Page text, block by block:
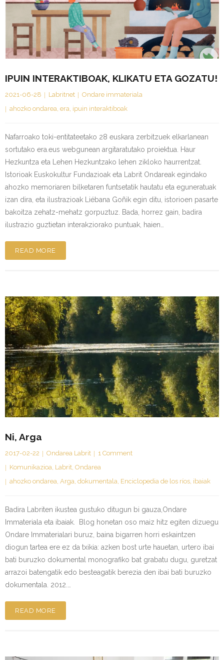
IPUIN INTERAKTIBOAK, KLIKATU ETA GOZATU!
2021-06-28 Labritnet
Ondare immateriala
ahozko ondarea era ipuin interaktiboak
Nafarroako toki-entitateetako 28 euskara zerbitzuek elkarlanean
sortutako era.eus webgunean argitaratutako proiektua. Haur
Hezkuntza eta Lehen Hezkuntzako lehen zikloko haurrentzat.
Istorioak Euskokultur Fundazioak eta Labrit Ondareak egindako
ahozko memoriaren bilketaren funtsetatik hautatu eta eguneratuak
izan dira, eta ilustrazioak Liébana Goñik egin ditu, istorioen pasarte
bakoitza zehatz-mehatz gorpuztuz. Bada, horrez gain, badira
ilustrazio guztietan interakziorako puntuak, haien…
READ MORE
Ni, Arga
2017-02-22 Ondarea Labrit 1 Comment
Komunikazioa Labrit Ondarea
ahozko ondarea Arga dokumentala Enciclopedia de los ríos ibaiak
Badira Labriten ikustea gustuko ditugun bi gauza,Ondare
Immateriala eta ibaiak. Blog honetan oso maiz hitz egiten dizuegu
Ondare Immaterialari buruz, baina bigarren horri eskaintzen
diogun tartea ere ez da txikia: azken bost urte hauetan, urtero ibai
bati buruzko dokumental monografiko bat grabatu dugu, guretzat
arrazoi batengatik edo besteagatik berezia den ibai bati buruzko
dokumentala. 2012.…
READ MORE